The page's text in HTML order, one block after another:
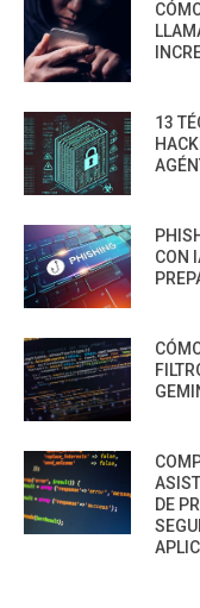
13
CON
DE